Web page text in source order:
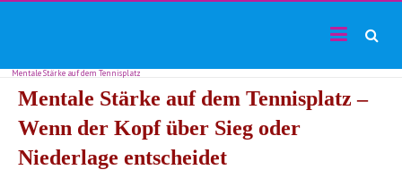
Mentale Stärke auf dem Tennisplatz
Mentale Stärke auf dem Tennisplatz –
Wenn der Kopf über Sieg oder
Niederlage entscheidet